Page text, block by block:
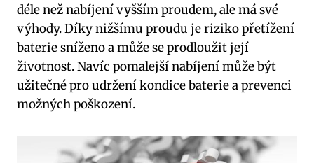
déle než nabíjení vyšším proudem, ale má své
výhody. Díky nižšímu proudu je riziko přetížení
baterie sníženo a může se prodloužit její
životnost. Navíc pomalejší nabíjení může být
užitečné pro udržení kondice baterie a prevenci
možných poškození.